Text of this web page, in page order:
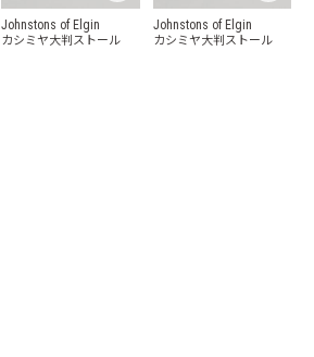
Johnstons of Elgin
カシミヤ大判ストール
Johnstons of Elgin
カシミヤ大判ストール